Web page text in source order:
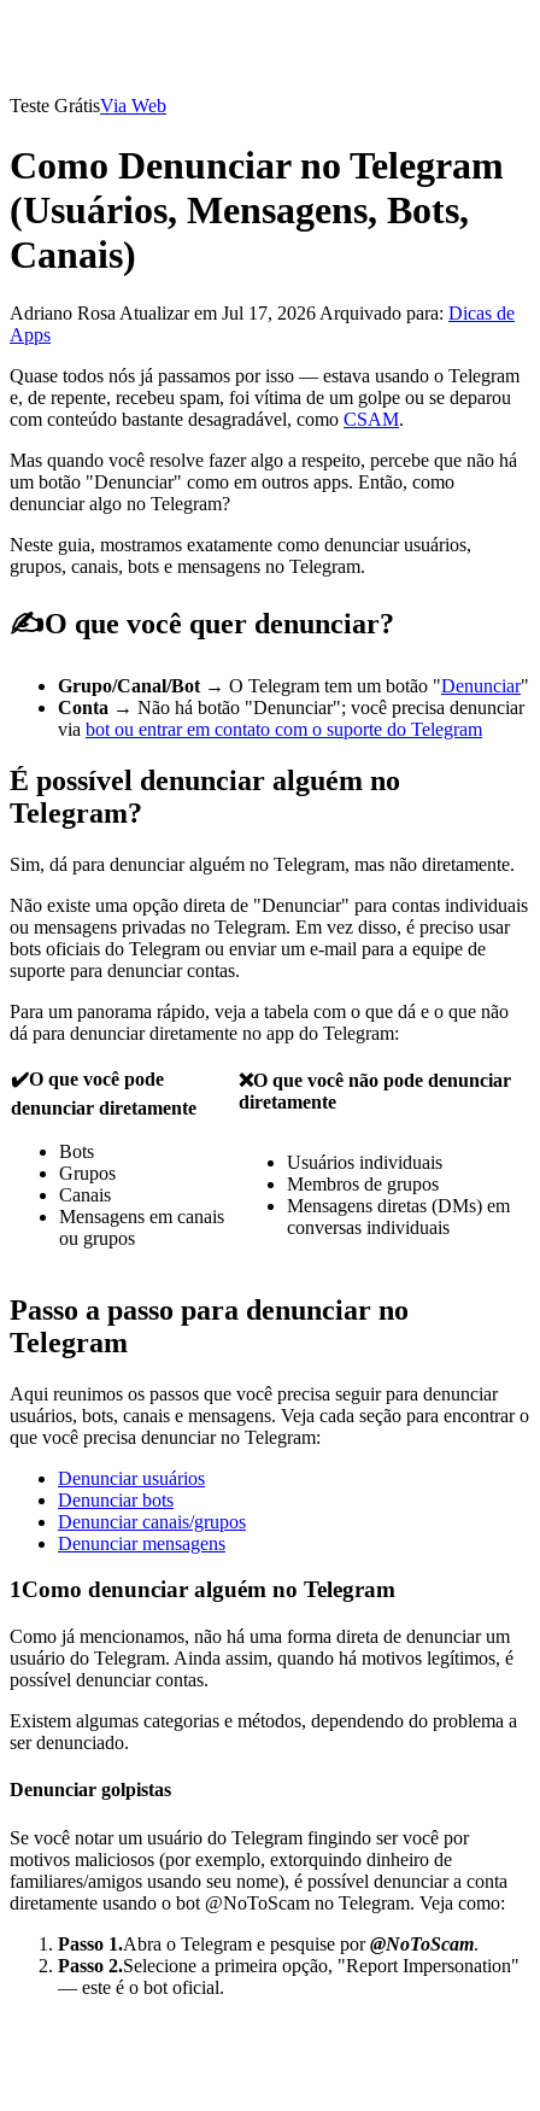
Teste GrátisVia Web
Como Denunciar no Telegram
(Usuários, Mensagens, Bots,
Canais)
Adriano Rosa Atualizar em Jul 17, 2026 Arquivado para: Dicas de
Apps
Quase todos nós já passamos por isso — estava usando o Telegram
e, de repente, recebeu spam, foi vítima de um golpe ou se deparou
com conteúdo bastante desagradável, como CSAM.
Mas quando você resolve fazer algo a respeito, percebe que não há
um botão "Denunciar" como em outros apps. Então, como
denunciar algo no Telegram?
Neste guia, mostramos exatamente como denunciar usuários,
grupos, canais, bots e mensagens no Telegram.
✍️O que você quer denunciar?
Grupo/Canal/Bot → O Telegram tem um botão "Denunciar"
Conta → Não há botão "Denunciar"; você precisa denunciar
via bot ou entrar em contato com o suporte do Telegram
É possível denunciar alguém no
Telegram?
Sim, dá para denunciar alguém no Telegram, mas não diretamente.
Não existe uma opção direta de "Denunciar" para contas individuais
ou mensagens privadas no Telegram. Em vez disso, é preciso usar
bots oficiais do Telegram ou enviar um e‑mail para a equipe de
suporte para denunciar contas.
Para um panorama rápido, veja a tabela com o que dá e o que não
dá para denunciar diretamente no app do Telegram:
✔️O que você pode
denunciar diretamente
❌O que você não pode denunciar
diretamente
Bots
Grupos
Canais
Mensagens em canais
ou grupos
Usuários individuais
Membros de grupos
Mensagens diretas (DMs) em
conversas individuais
Passo a passo para denunciar no
Telegram
Aqui reunimos os passos que você precisa seguir para denunciar
usuários, bots, canais e mensagens. Veja cada seção para encontrar o
que você precisa denunciar no Telegram:
Denunciar usuários
Denunciar bots
Denunciar canais/grupos
Denunciar mensagens
1Como denunciar alguém no Telegram
Como já mencionamos, não há uma forma direta de denunciar um
usuário do Telegram. Ainda assim, quando há motivos legítimos, é
possível denunciar contas.
Existem algumas categorias e métodos, dependendo do problema a
ser denunciado.
Denunciar golpistas
Se você notar um usuário do Telegram fingindo ser você por
motivos maliciosos (por exemplo, extorquindo dinheiro de
familiares/amigos usando seu nome), é possível denunciar a conta
diretamente usando o bot @NoToScam no Telegram. Veja como:
Passo 1.Abra o Telegram e pesquise por@NoToScam.
Passo 2.Selecione a primeira opção, "Report Impersonation"
— este é o bot oficial.